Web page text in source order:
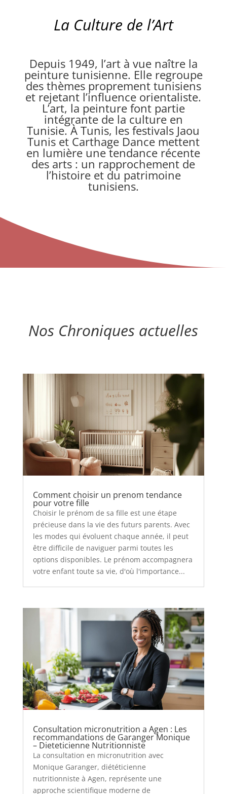
La Culture de l’Art
Depuis 1949, l’art à vue naître la
peinture tunisienne. Elle regroupe
des thèmes proprement tunisiens
et rejetant l’influence orientaliste.
L’art, la peinture font partie
intégrante de la culture en
Tunisie. À Tunis, les festivals Jaou
Tunis et Carthage Dance mettent
en lumière une tendance récente
des arts : un rapprochement de
l’histoire et du patrimoine
tunisiens.
Nos Chroniques actuelles
Comment choisir un prenom tendance
pour votre fille
Choisir le prénom de sa fille est une étape
précieuse dans la vie des futurs parents. Avec
les modes qui évoluent chaque année, il peut
être difficile de naviguer parmi toutes les
options disponibles. Le prénom accompagnera
votre enfant toute sa vie, d'où l'importance...
Consultation micronutrition a Agen : Les
recommandations de Garanger Monique
– Dieteticienne Nutritionniste
La consultation en micronutrition avec
Monique Garanger, diététicienne
nutritionniste à Agen, représente une
approche scientifique moderne de